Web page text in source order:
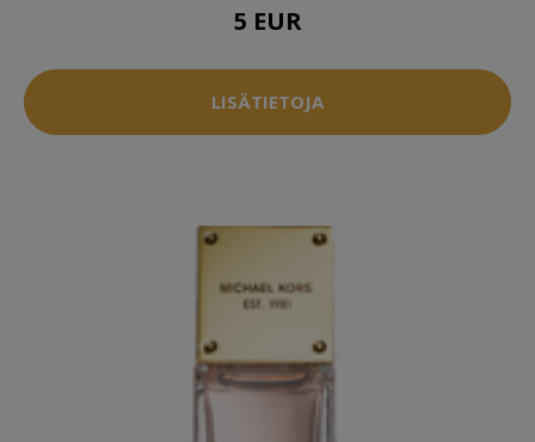
5 EUR
LISÄTIETOJA